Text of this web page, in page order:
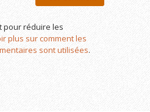
pour réduire les
plus sur comment les
sont utilisées.